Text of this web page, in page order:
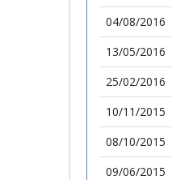
04/08/2016
13/05/2016
25/02/2016
10/11/2015
08/10/2015
09/06/2015